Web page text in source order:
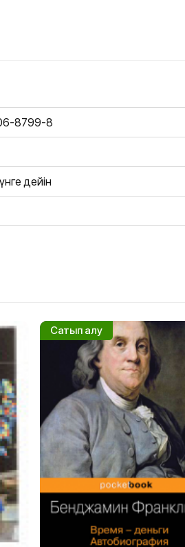
8799-8
дейін
Сатып алу